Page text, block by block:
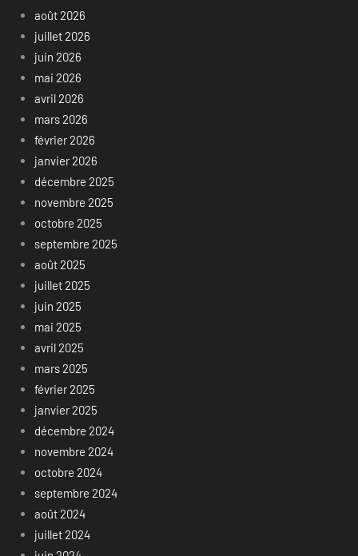
août 2026
juillet 2026
juin 2026
mai 2026
avril 2026
mars 2026
février 2026
janvier 2026
décembre 2025
novembre 2025
octobre 2025
septembre 2025
août 2025
juillet 2025
juin 2025
mai 2025
avril 2025
mars 2025
février 2025
janvier 2025
décembre 2024
novembre 2024
octobre 2024
septembre 2024
août 2024
juillet 2024